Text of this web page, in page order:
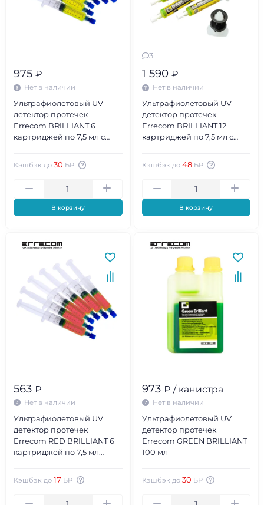
975 ₽
Нет в наличии
Ультрафиолетовый UV
детектор протечек
Errecom BRILLIANT 6
картриджей по 7,5 мл с
Кэшбэк до 30 БР
В корзину
3
1 590 ₽
Нет в наличии
Ультрафиолетовый UV
детектор протечек
Errecom BRILLIANT 12
картриджей по 7,5 мл с
Кэшбэк до 48 БР
В корзину
563 ₽
Нет в наличии
Ультрафиолетовый UV
детектор протечек
Errecom RED BRILLIANT 6
картриджей по 7,5 мл
Кэшбэк до 17 БР
973 ₽ / канистра
Нет в наличии
Ультрафиолетовый UV
детектор протечек
Errecom GREEN BRILLIANT
100 мл
Кэшбэк до 30 БР